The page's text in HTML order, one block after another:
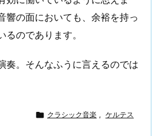
響の面においても、余裕を持っ
のであります。
奏。そんなふうに言えるのでは
 クラシック音楽 , ケルテス